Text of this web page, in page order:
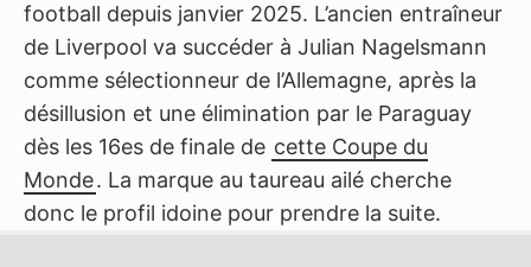
football depuis janvier 2025. L’ancien entraîneur
de Liverpool va succéder à Julian Nagelsmann
comme sélectionneur de l’Allemagne, après la
désillusion et une élimination par le Paraguay
dès les 16es de finale de cette Coupe du
Monde. La marque au taureau ailé cherche
donc le profil idoine pour prendre la suite.